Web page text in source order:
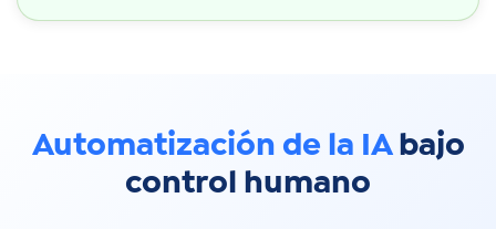
Automatización de la IAbajo
control humano